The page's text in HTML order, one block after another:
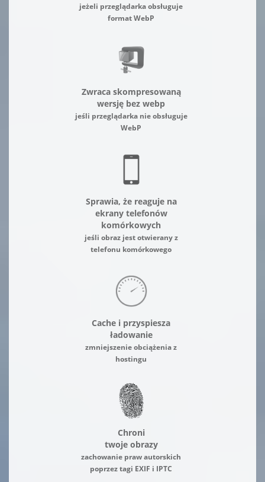
jeżeli przeglądarka obsługuje
format WebP
Zwraca skompresowaną
wersję bez webp
jeśli przeglądarka nie obsługuje
WebP
Sprawia, że reaguje na
ekrany telefonów
komórkowych
jeśli obraz jest otwierany z
telefonu komórkowego
Cache i przyspiesza
ładowanie
zmniejszenie obciążenia z
hostingu
Chroni
twoje obrazy
zachowanie praw autorskich
poprzez tagi EXIF i IPTC